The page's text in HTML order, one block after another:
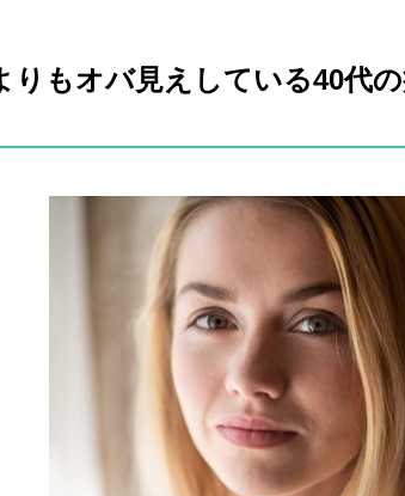
もオバ見えしている40代